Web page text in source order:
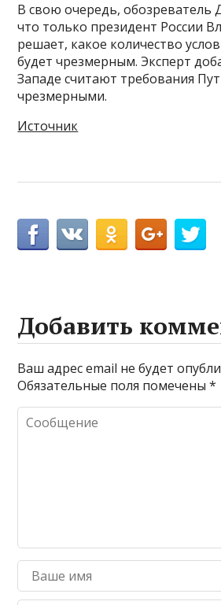
В свою очередь, обозреватель
что только президент России
решает, какое количество
будет чрезмерным. Эксперт
Западе считают требования
чрезмерными.
Источник
Добавить
Ваш адрес email не будет
Обязательные поля помечены*